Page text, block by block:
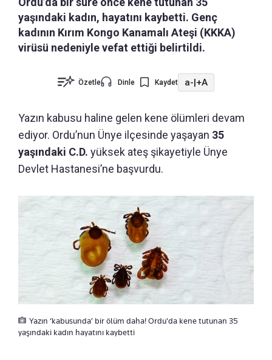
yaşındaki kadın, hayatını kaybetti. Genç
kadının Kırım Kongo Kanamalı Ateşi (KKKA)
virüsü nedeniyle vefat ettiği belirtildi.
Özetle Dinle Kaydet a-|+A
Yazın kabusu haline gelen kene ölümleri devam
ediyor. Ordu’nun Ünye ilçesinde yaşayan 35
yaşındaki C.D. yüksek ateş şikayetiyle Ünye
Devlet Hastanesi’ne başvurdu.
Yazın ‘kabusunda’ bir ölüm daha! Ordu'da kene tutunan 35
yaşındaki kadın hayatını kaybetti